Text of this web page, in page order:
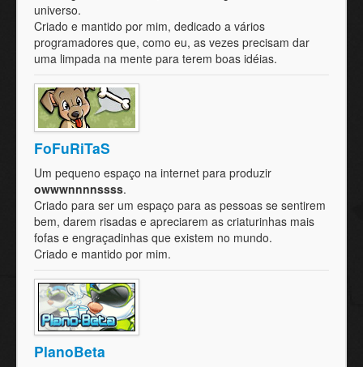
universo.
Criado e mantido por mim, dedicado a vários
programadores que, como eu, as vezes precisam dar
uma limpada na mente para terem boas idéias.
FoFuRiTaS
Um pequeno espaço na internet para produzir
owwwnnnnssss.
Criado para ser um espaço para as pessoas se sentirem
bem, darem risadas e apreciarem as criaturinhas mais
fofas e engraçadinhas que existem no mundo.
Criado e mantido por mim.
PlanoBeta